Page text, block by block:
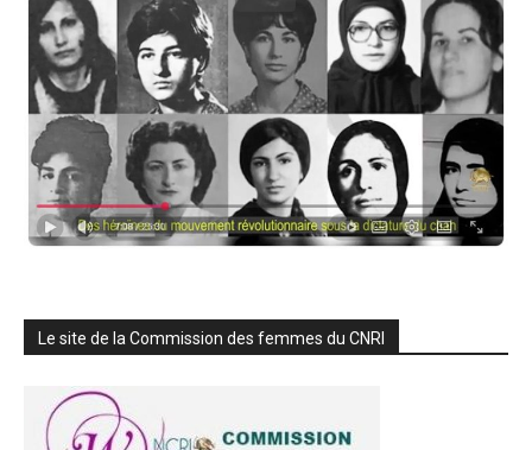
Le site de la Commission des femmes du CNRI